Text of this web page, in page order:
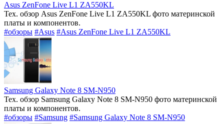
Asus ZenFone Live L1 ZA550KL
Тех. обзор Asus ZenFone Live L1 ZA550KL фото материнской
платы и компонентов.
#обзоры #Asus #Asus ZenFone Live L1 ZA550KL
Samsung Galaxy Note 8 SM-N950
Тех. обзор Samsung Galaxy Note 8 SM-N950 фото материнской
платы и компонентов.
#обзоры #Samsung #Samsung Galaxy Note 8 SM-N950